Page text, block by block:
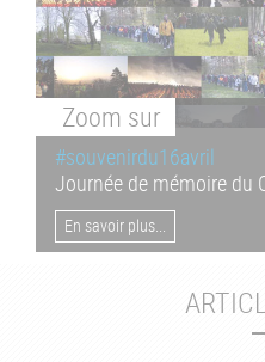
Zoom sur
#souvenirdu16avril
Journée de mémoire du
En savoir plus...